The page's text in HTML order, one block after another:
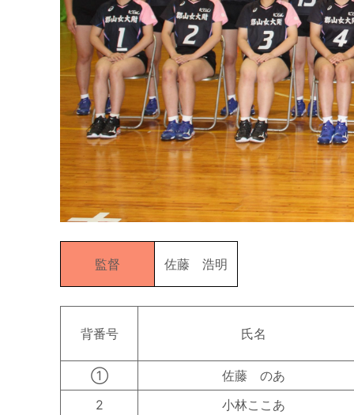
監督 佐藤 浩明
背番号 氏名
①
佐藤 のあ
2
小林ここあ